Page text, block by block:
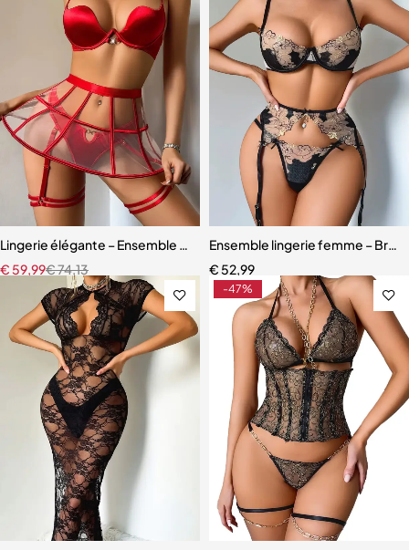
Lingerie élégante – Ensemble avec soutien-gorge à armatures et
€74,13
€ 59,99
Ensemble lingerie femme –
€ 52,99
-47%